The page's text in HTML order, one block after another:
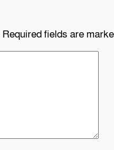
Required fields are